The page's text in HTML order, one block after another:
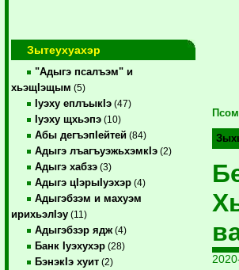
Зытеухуахэр
"Адыгэ псалъэм" и
хьэщIэщым (5)
Iуэху еплъыкIэ (47)
Iуэху щхьэпэ (10)
Абы дегъэпIейтей (84)
Адыгэ лъагъуэжьхэмкIэ (2)
Адыгэ хабзэ (3)
Адыгэ цIэрыIуэхэр (4)
Адыгэбзэм и махуэм
ирихьэлIэу (11)
Адыгэбзэр ядж (4)
Банк Iуэхухэр (28)
БэнэкIэ хуит (2)